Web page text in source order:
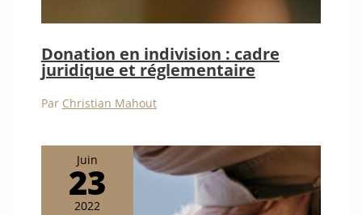
Donation en indivision : cadre
juridique et réglementaire
Par Christian Mahout
Juin
23
2022